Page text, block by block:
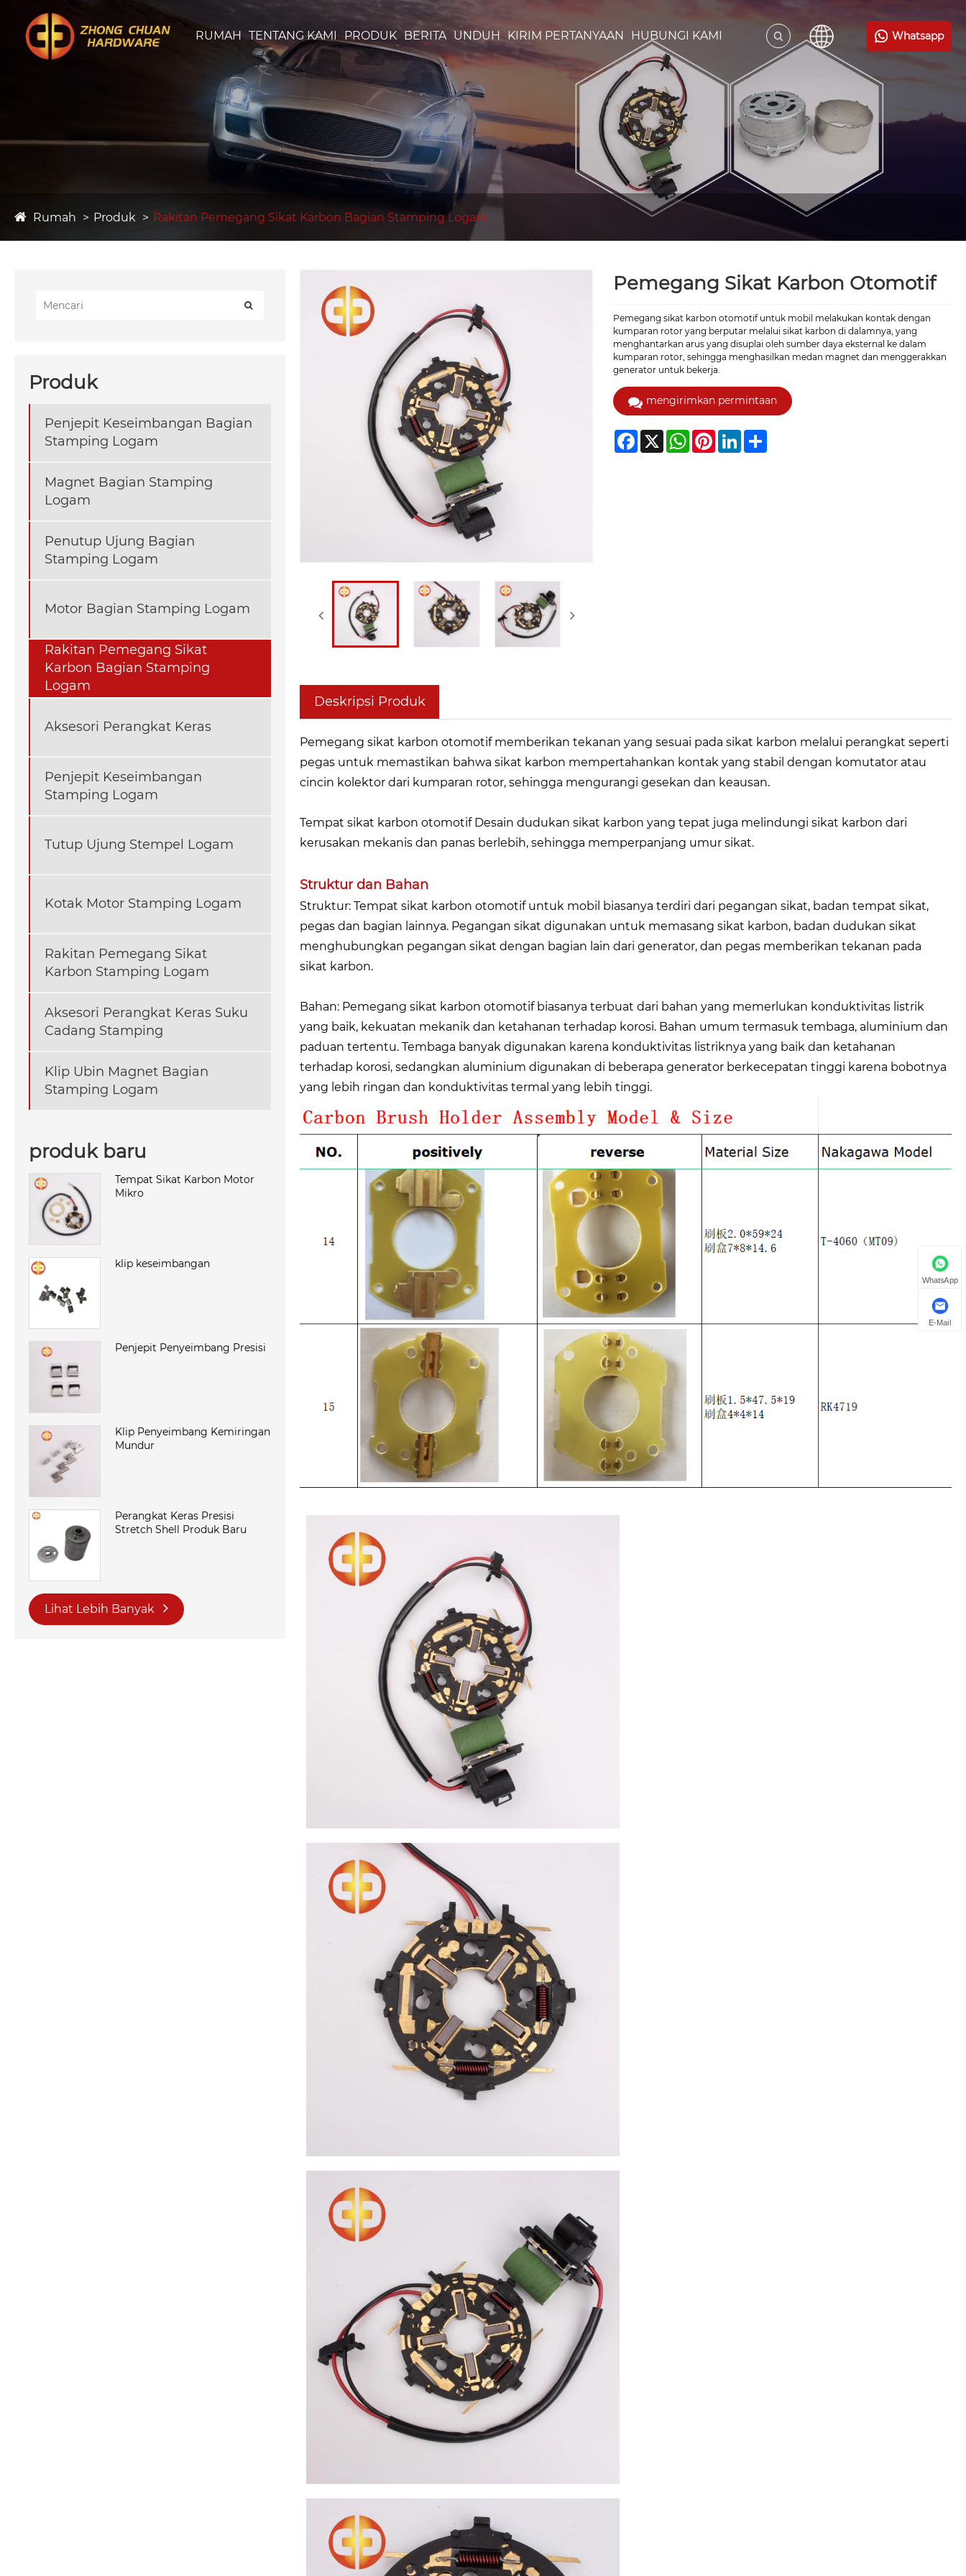
RUMAH TENTANG KAMI PRODUK BERITA UNDUH KIRIM PERTANYAAN HUBUNGI KAMI Whatsapp
Rumah Produk Rakitan Pemegang Sikat Karbon Bagian Stamping Logam
Produk
Penjepit Keseimbangan Bagian
Stamping Logam
Magnet Bagian Stamping
Logam
Penutup Ujung Bagian
Stamping Logam
Motor Bagian Stamping Logam
Rakitan Pemegang Sikat
Karbon Bagian Stamping
Logam
Aksesori Perangkat Keras
Penjepit Keseimbangan
Stamping Logam
Tutup Ujung Stempel Logam
Kotak Motor Stamping Logam
Rakitan Pemegang Sikat
Karbon Stamping Logam
Aksesori Perangkat Keras Suku
Cadang Stamping
Klip Ubin Magnet Bagian
Stamping Logam
produk baru
Tempat Sikat Karbon Motor
Mikro
klip keseimbangan
Penjepit Penyeimbang Presisi
Klip Penyeimbang Kemiringan
Mundur
Perangkat Keras Presisi
Stretch Shell Produk Baru
Lihat Lebih Banyak
Pemegang Sikat Karbon Otomotif
Pemegang sikat karbon otomotif untuk mobil melakukan kontak dengan
kumparan rotor yang berputar melalui sikat karbon di dalamnya, yang
menghantarkan arus yang disuplai oleh sumber daya eksternal ke dalam
kumparan rotor, sehingga menghasilkan medan magnet dan menggerakkan
generator untuk bekerja.
mengirimkan permintaan
Facebook
X WhatsAppPinterestLinkedInShare
Deskripsi Produk
Pemegang sikat karbon otomotif memberikan tekanan yang sesuai pada sikat karbon melalui perangkat seperti
pegas untuk memastikan bahwa sikat karbon mempertahankan kontak yang stabil dengan komutator atau
cincin kolektor dari kumparan rotor, sehingga mengurangi gesekan dan keausan.
Tempat sikat karbon otomotif Desain dudukan sikat karbon yang tepat juga melindungi sikat karbon dari
kerusakan mekanis dan panas berlebih, sehingga memperpanjang umur sikat.
Struktur dan Bahan
Struktur: Tempat sikat karbon otomotif untuk mobil biasanya terdiri dari pegangan sikat, badan tempat sikat,
pegas dan bagian lainnya. Pegangan sikat digunakan untuk memasang sikat karbon, badan dudukan sikat
menghubungkan pegangan sikat dengan bagian lain dari generator, dan pegas memberikan tekanan pada
sikat karbon.
Bahan: Pemegang sikat karbon otomotif biasanya terbuat dari bahan yang memerlukan konduktivitas listrik
yang baik, kekuatan mekanik dan ketahanan terhadap korosi. Bahan umum termasuk tembaga, aluminium dan
paduan tertentu. Tembaga banyak digunakan karena konduktivitas listriknya yang baik dan ketahanan
terhadap korosi, sedangkan aluminium digunakan di beberapa generator berkecepatan tinggi karena bobotnya
yang lebih ringan dan konduktivitas termal yang lebih tinggi.
WhatsApp
E-Mail